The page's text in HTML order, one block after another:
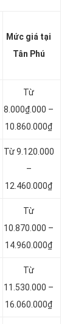
Mức giá tại
Tân Phú
Từ
8.000₫.000 –
10.860.000₫
Từ 9.120.000
–
12.460.000₫
Từ
10.870.000 –
14.960.000₫
Từ
11.530.000 –
16.060.000₫